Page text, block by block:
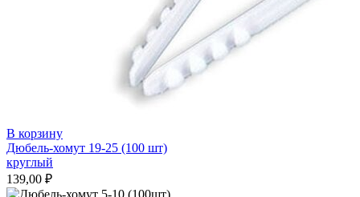
В корзину
Дюбель-хомут 19-25 (100 шт)
круглый
139,00 ₽